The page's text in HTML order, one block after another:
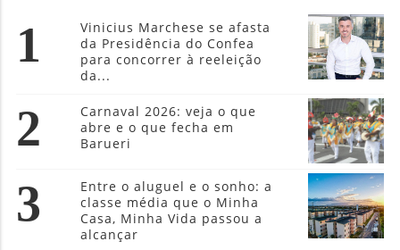
1
Vinicius Marchese se afasta
da Presidência do Confea
para concorrer à reeleição
da...
2
Carnaval 2026: veja o que
abre e o que fecha em
Barueri
3
Entre o aluguel e o sonho: a
classe média que o Minha
Casa, Minha Vida passou a
alcançar